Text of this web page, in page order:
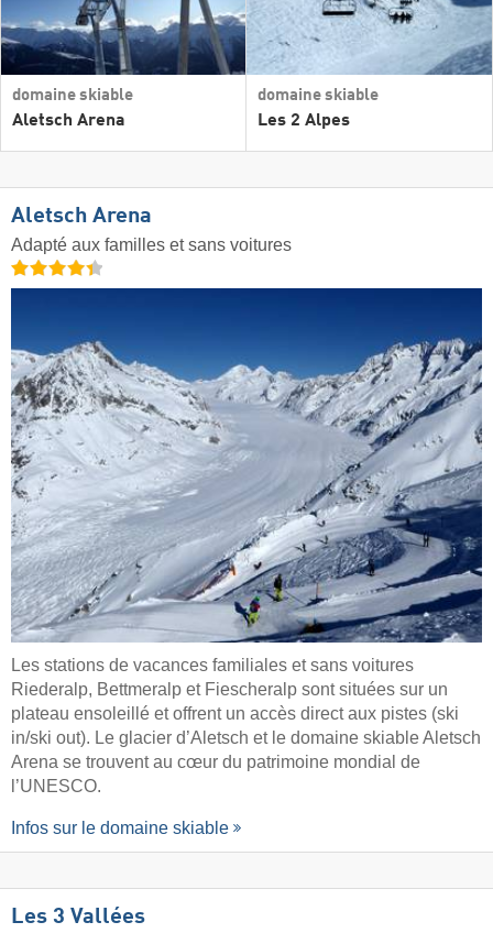
domaine skiable
Aletsch Arena
domaine skiable
Les 2 Alpes
Aletsch Arena
Adapté aux familles et sans voitures
Les stations de vacances familiales et sans voitures
Riederalp, Bettmeralp et Fiescheralp sont situées sur un
plateau ensoleillé et offrent un accès direct aux pistes (ski
in/ski out). Le glacier d’Aletsch et le domaine skiable Aletsch
Arena se trouvent au cœur du patrimoine mondial de
l’UNESCO.
Infos sur le domaine skiable
Les 3 Vallées